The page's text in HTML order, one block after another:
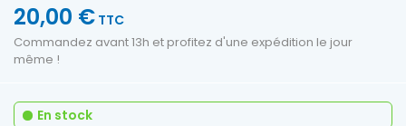
20,00 € TTC
Commandez avant 13h et profitez d'une expédition le jour
même !
En stock